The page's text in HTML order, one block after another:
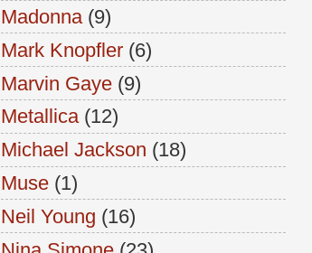
Madonna (9)
Mark Knopfler (6)
Marvin Gaye (9)
Metallica (12)
Michael Jackson (18)
Muse (1)
Neil Young (16)